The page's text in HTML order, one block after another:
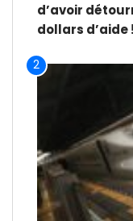
d’avoir
dollars d’aide !
2